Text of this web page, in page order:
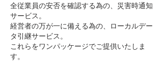
全従業員の安否を確認する為の、災害時通知
サービス。
経営者の万が一に備える為の、ローカルデー
タ引継サービス。
これらをワンパッケージでご提供いたしま
す。